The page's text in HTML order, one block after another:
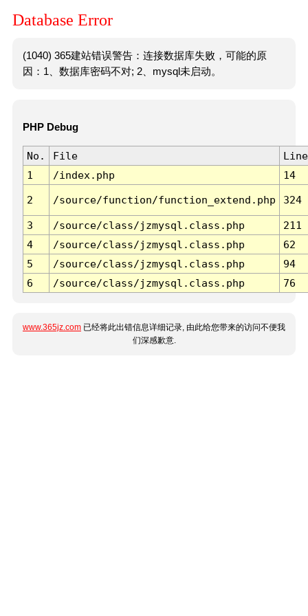
Database Error
(1040) 365建站错误警告：连接数据库失败，可能的原
因：1、数据库密码不对; 2、mysql未启动。
PHP Debug
No. File
Line
1
/index.php 14
2 /source/function/function_extend.php 324
3 /source/class/jzmysql.class.php
211
4
/source/class/jzmysql.class.php
62
5
/source/class/jzmysql.class.php
94
6
/source/class/jzmysql.class.php 76
www.365jz.com 已经将此出错信息详细记录, 由此给您带来的访问不便我
们深感歉意.